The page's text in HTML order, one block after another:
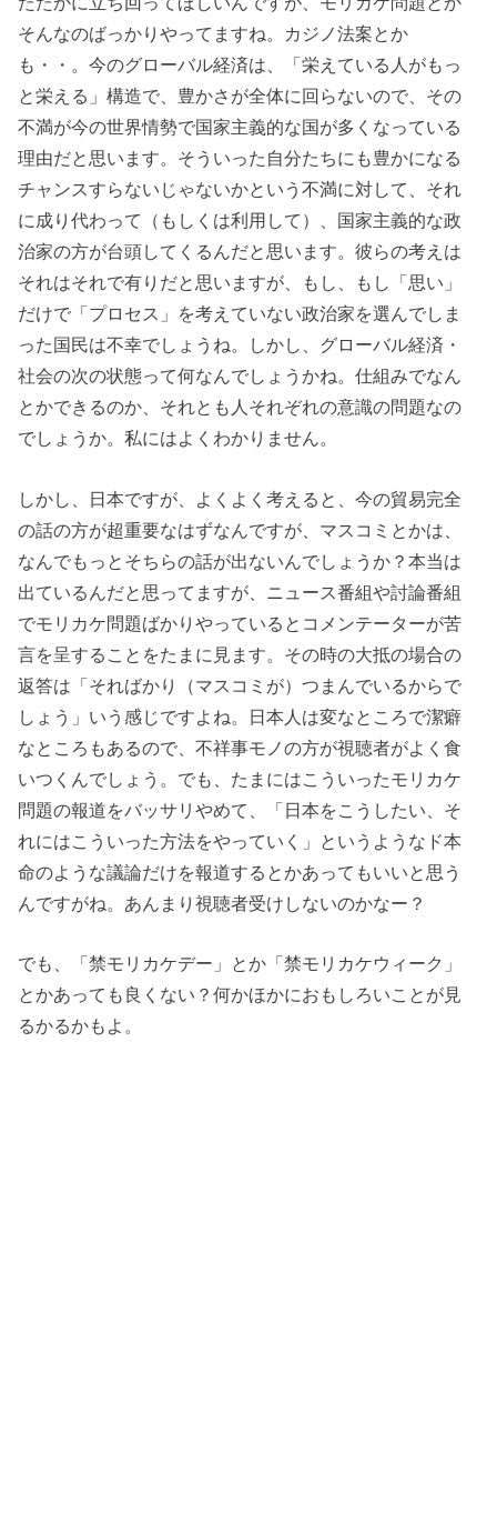
そんなのばっかりやってますね。カジノ法案とか
も・・。今のグローバル経済は、「栄えている人がもっ
と栄える」構造で、豊かさが全体に回らないので、その
不満が今の世界情勢で国家主義的な国が多くなっている
理由だと思います。そういった自分たちにも豊かになる
チャンスすらないじゃないかという不満に対して、それ
に成り代わって（もしくは利用して）、国家主義的な政
治家の方が台頭してくるんだと思います。彼らの考えは
それはそれで有りだと思いますが、もし、もし「思い」
だけで「プロセス」を考えていない政治家を選んでしま
った国民は不幸でしょうね。しかし、グローバル経済・
社会の次の状態って何なんでしょうかね。仕組みでなん
とかできるのか、それとも人それぞれの意識の問題なの
でしょうか。私にはよくわかりません。
しかし、日本ですが、よくよく考えると、今の貿易完全
の話の方が超重要なはずなんですが、マスコミとかは、
なんでもっとそちらの話が出ないんでしょうか？本当は
出ているんだと思ってますが、ニュース番組や討論番組
でモリカケ問題ばかりやっているとコメンテーターが苦
言を呈することをたまに見ます。その時の大抵の場合の
返答は「そればかり（マスコミが）つまんでいるからで
しょう」いう感じですよね。日本人は変なところで潔癖
なところもあるので、不祥事モノの方が視聴者がよく食
いつくんでしょう。でも、たまにはこういったモリカケ
問題の報道をバッサリやめて、「日本をこうしたい、そ
れにはこういった方法をやっていく」というようなド本
命のような議論だけを報道するとかあってもいいと思う
んですがね。あんまり視聴者受けしないのかなー？
でも、「禁モリカケデー」とか「禁モリカケウィーク」
とかあっても良くない？何かほかにおもしろいことが見
るかるかもよ。